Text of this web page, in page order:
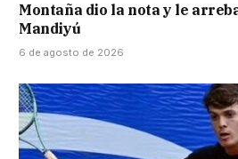
Montaña dio la nota y le
Mandiyú
6 de agosto de 2026